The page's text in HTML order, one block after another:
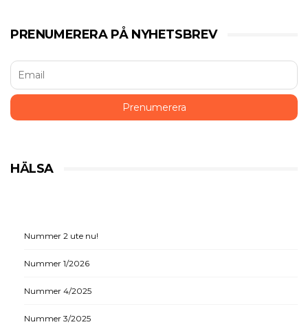
PRENUMERERA PÅ NYHETSBREV
HÄLSA
Nummer 2 ute nu!
Nummer 1/2026
Nummer 4/2025
Nummer 3/2025